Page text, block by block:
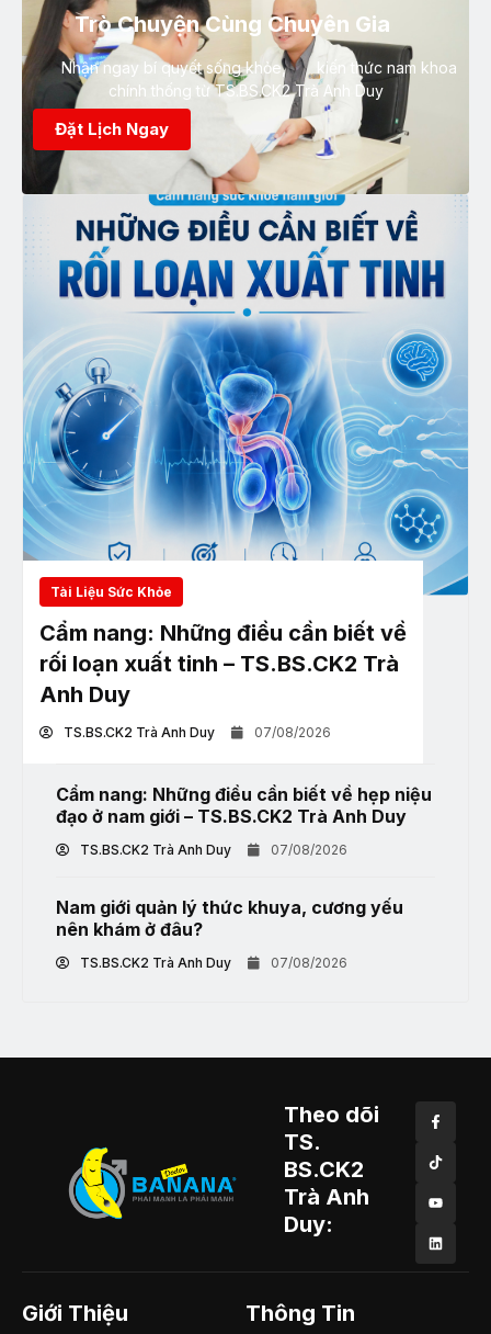
Trò Chuyện Cùng Chuyên Gia
Nhận ngay bí quyết sống khỏe, kiến thức nam khoa
chính thống từ TS.BS.CK2 Trà Anh Duy
Đặt Lịch Ngay
Tài Liệu Sức Khỏe
Cẩm nang: Những điều cần biết về
rối loạn xuất tinh – TS.BS.CK2 Trà
Anh Duy
TS.BS.CK2 Trà Anh Duy 07/08/2026
Cẩm nang: Những điều cần biết về hẹp niệu
đạo ở nam giới – TS.BS.CK2 Trà Anh Duy
TS.BS.CK2 Trà Anh Duy 07/08/2026
Nam giới quản lý thức khuya, cương yếu
nên khám ở đâu?
TS.BS.CK2 Trà Anh Duy 07/08/2026
Theo dõi
TS.
BS.CK2
Trà Anh
Duy:
Giới Thiệu Thông Tin